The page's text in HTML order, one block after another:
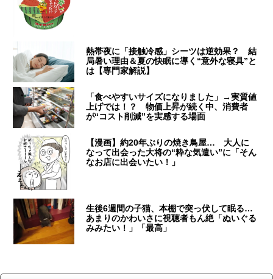
熱帯夜に「接触冷感」シーツは逆効果？ 結
局暑い理由＆夏の快眠に導く“意外な寝具”と
は【専門家解説】
「食べやすいサイズになりました」→実質値
上げでは！？ 物価上昇が続く中、消費者
が“コスト削減”を実感する場面
【漫画】約20年ぶりの焼き鳥屋… 大人に
なって出会った大将の“粋な気遣い”に「そん
なお店に出会いたい！」
生後6週間の子猫、本棚で突っ伏して眠る…
あまりのかわいさに視聴者もん絶「ぬいぐる
みみたい！」「最高」